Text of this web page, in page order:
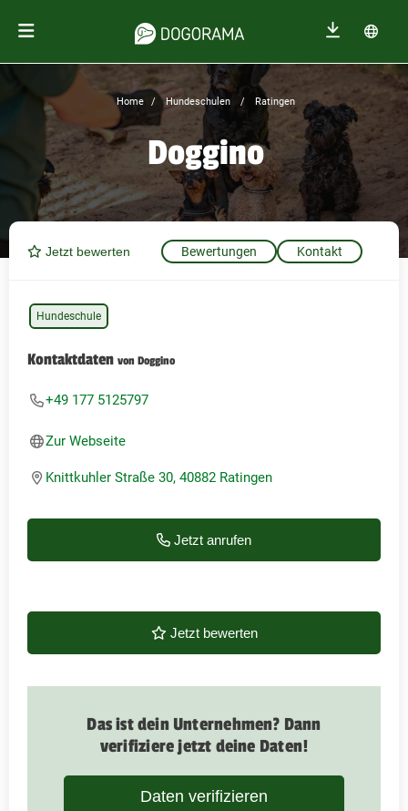
Home Hundeschulen Ratingen
Doggino
Jetzt bewerten Bewertungen Kontakt
Hundeschule
Kontaktdaten von Doggino
+49 177 5125797
Zur Webseite
Knittkuhler Straße 30, 40882 Ratingen
Jetzt anrufen
Jetzt bewerten
Das ist dein Unternehmen? Dann
verifiziere jetzt deine Daten!
Daten verifizieren